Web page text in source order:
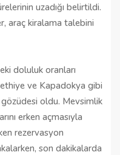
uzadığı belirtildi.
araç kiralama talebini
doluluk oranları
ve Kapadokya gibi
oldu. Mevsimlik
erken açmasıyla
rezervasyon
son dakikalarda